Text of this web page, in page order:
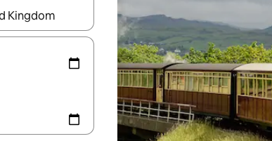
les flèches vers le haut et vers le bas pour les